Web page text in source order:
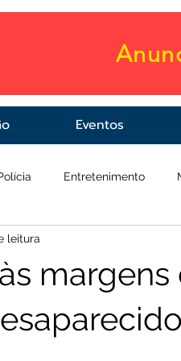
Eventos
Entretenimento
margens
leitura